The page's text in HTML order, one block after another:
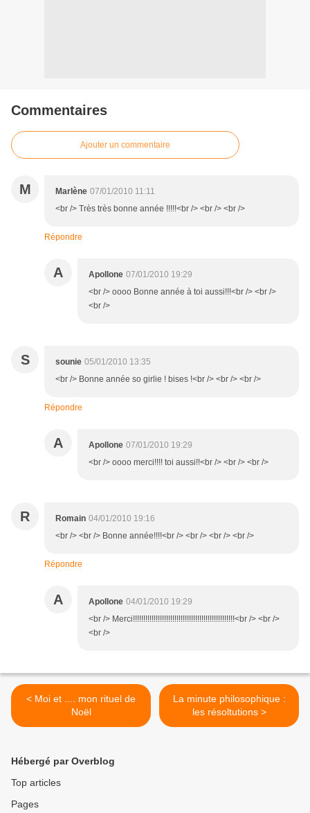
Commentaires
Ajouter un commentaire
M Marlène 07/01/2010 11:11
<br /> Très très bonne année !!!!!<br /> <br /> <br />
Répondre
A Apollone 07/01/2010 19:29
<br /> oooo Bonne année à toi aussi!!!<br /> <br />
<br />
S sounie 05/01/2010 13:35
<br /> Bonne année so girlie ! bises !<br /> <br /> <br />
Répondre
A Apollone 07/01/2010 19:29
<br /> oooo merci!!!! toi aussi!!<br /> <br /> <br />
R Romain 04/01/2010 19:16
<br /> <br /> Bonne année!!!!<br /> <br /> <br /> <br />
Répondre
A Apollone 04/01/2010 19:29
<br /> Merci!!!!!!!!!!!!!!!!!!!!!!!!!!!!!!!!!!!!!!!!!!!!!!!!!<br /> <br />
<br />
< Moi et .... mon rituel de
Noël
La minute philosophique :
les résoltutions >
Hébergé par Overblog
Top articles
Pages